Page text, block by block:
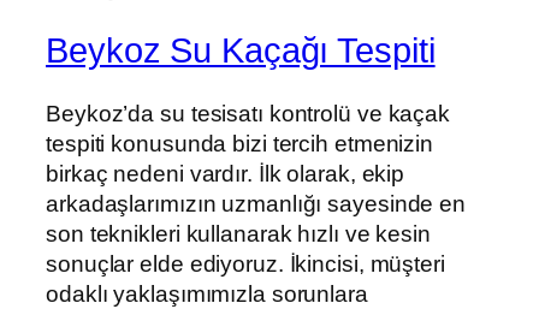
Beykoz Su Kaçağı Tespiti
Beykoz’da su tesisatı kontrolü ve kaçak
tespiti konusunda bizi tercih etmenizin
birkaç nedeni vardır. İlk olarak, ekip
arkadaşlarımızın uzmanlığı sayesinde en
son teknikleri kullanarak hızlı ve kesin
sonuçlar elde ediyoruz. İkincisi, müşteri
odaklı yaklaşımımızla sorunlara